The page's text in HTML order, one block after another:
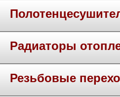
Радиаторы
Резьбовые